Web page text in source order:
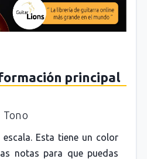
principal
Tono
Esta tiene un color
notas para que puedas